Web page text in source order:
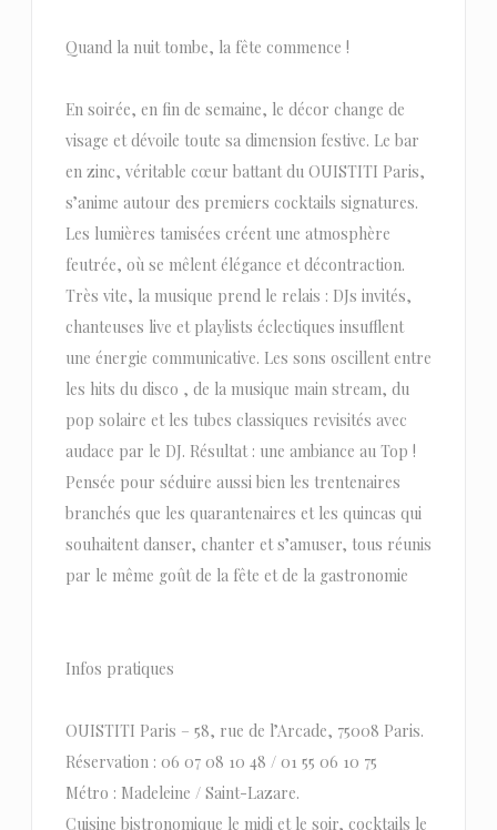
Quand la nuit tombe, la fête commence !
En soirée, en fin de semaine, le décor change de
visage et dévoile toute sa dimension festive. Le bar
en zinc, véritable cœur battant du OUISTITI Paris,
s’anime autour des premiers cocktails signatures.
Les lumières tamisées créent une atmosphère
feutrée, où se mêlent élégance et décontraction.
Très vite, la musique prend le relais : DJs invités,
chanteuses live et playlists éclectiques insufflent
une énergie communicative. Les sons oscillent entre
les hits du disco , de la musique main stream, du
pop solaire et les tubes classiques revisités avec
audace par le DJ. Résultat : une ambiance au Top !
Pensée pour séduire aussi bien les trentenaires
branchés que les quarantenaires et les quincas qui
souhaitent danser, chanter et s’amuser, tous réunis
par le même goût de la fête et de la gastronomie
Infos pratiques
OUISTITI Paris – 58, rue de l’Arcade, 75008 Paris.
Réservation : 06 07 08 10 48 / 01 55 06 10 75
Métro : Madeleine / Saint-Lazare.
Cuisine bistronomique le midi et le soir, cocktails le